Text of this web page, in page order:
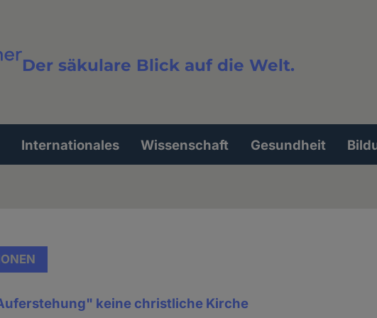
Der säkulare Blick auf die Welt.
Volltextsuche
Internationales Wissenschaft Gesundheit
keine christliche Kirche